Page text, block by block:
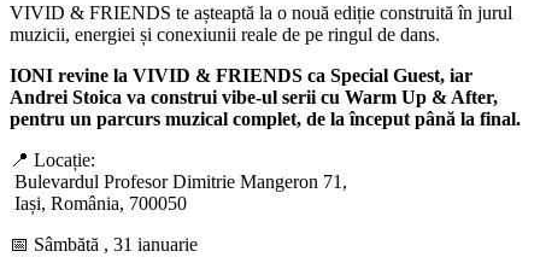
VIVID & FRIENDS te așteaptă la o nouă ediție construită în jurul
muzicii, energiei și conexiunii reale de pe ringul de dans.
IONI revine la VIVID & FRIENDS ca Special Guest, iar
Andrei Stoica va construi vibe-ul serii cu Warm Up & After,
pentru un parcurs muzical complet, de la început până la final.
📍 Locație:
Bulevardul Profesor Dimitrie Mangeron 71,
Iași, România, 700050
📅 Sâmbătă , 31 ianuarie